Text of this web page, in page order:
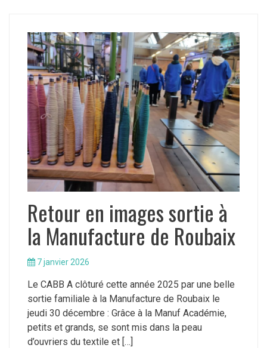
Retour en images sortie à
la Manufacture de Roubaix
7 janvier 2026
Le CABB A clôturé cette année 2025 par une belle
sortie familiale à la Manufacture de Roubaix le
jeudi 30 décembre : Grâce à la Manuf Académie,
petits et grands, se sont mis dans la peau
d’ouvriers du textile et […]